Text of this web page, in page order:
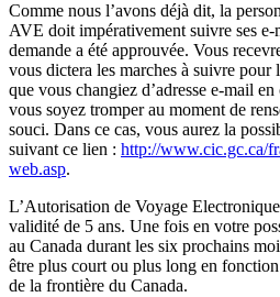
Comme nous l’avons déjà dit, la
AVE doit impérativement suivre ses e-
demande a été approuvée. Vous
vous dictera les marches à suivre
que vous changiez d’adresse e-mail
vous soyez tromper au moment de
souci. Dans ce cas, vous aurez la
suivant ce lien : http://www.cic.gc.ca/
web.asp.
L’Autorisation de Voyage
validité de 5 ans. Une fois en votre
au Canada durant les six prochains
être plus court ou plus long en
de la frontière du Canada.